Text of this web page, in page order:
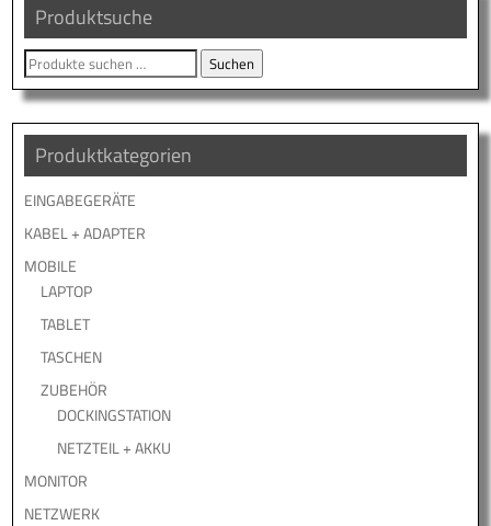
Produktsuche
Suche
nach:
Suchen
Produktkategorien
EINGABEGERÄTE
KABEL + ADAPTER
MOBILE
LAPTOP
TABLET
TASCHEN
ZUBEHÖR
DOCKINGSTATION
NETZTEIL + AKKU
MONITOR
NETZWERK